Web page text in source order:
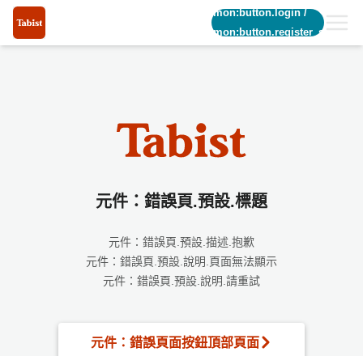
common:button.login/
common:button.register_short
元件：錯誤頁.預設.標題
元件：錯誤頁.預設.描述.抱歉
元件：錯誤頁.預設.說明.頁面無法顯示
元件：錯誤頁.預設.說明.請重試
元件：錯誤頁面按鈕頂部頁面